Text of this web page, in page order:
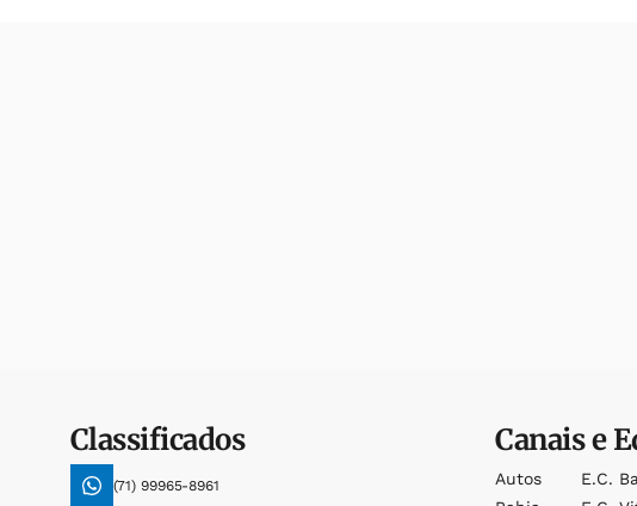
Classificados
(71) 99965-8961
Canais e
Autos
E.c.